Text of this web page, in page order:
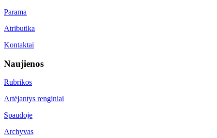
Parama
Atributika
Kontaktai
Naujienos
Rubrikos
Artėjantys renginiai
Spaudoje
Archyvas